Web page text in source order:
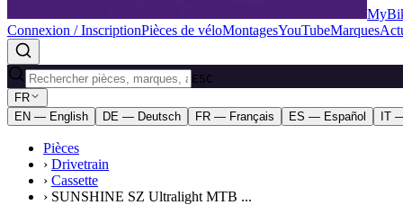
Connexion / InscriptionPièces de véloMontagesYouTubeMarques
ESC
FR
EN — English
DE — Deutsch FR — Français ES — Español IT
Pièces
› Drivetrain
› Cassette
› SUNSHINE SZ Ultralight MTB ...